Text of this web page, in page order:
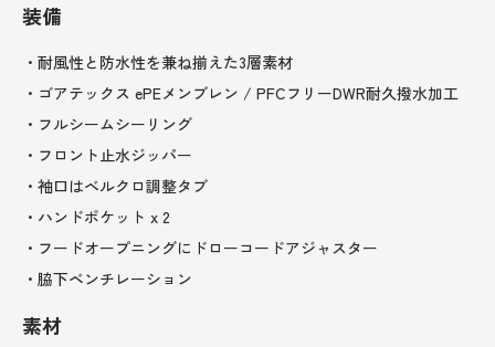
装備
・耐風性と防水性を兼ね揃えた3層素材
・ゴアテックス ePEメンブレン / PFCフリーDWR耐久撥水加工
・フルシームシーリング
・フロント止水ジッパー
・袖口はベルクロ調整タブ
・ハンドポケット x 2
・フードオープニングにドローコードアジャスター
・脇下ベンチレーション
素材